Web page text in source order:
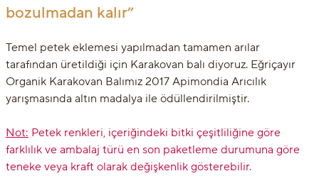
bozulmadan kalır”
Temel petek eklemesi yapılmadan tamamen arılar
tarafından üretildiği için Karakovan balı diyoruz. Eğriçayır
Organik Karakovan Balımız 2017 Apimondia Arıcılık
yarışmasında altın madalya ile ödüllendirilmiştir.
Not: Petek renkleri, içeriğindeki bitki çeşitliliğine göre
farklılık ve ambalaj türü en son paketleme durumuna göre
teneke veya kraft olarak değişkenlik gösterebilir.